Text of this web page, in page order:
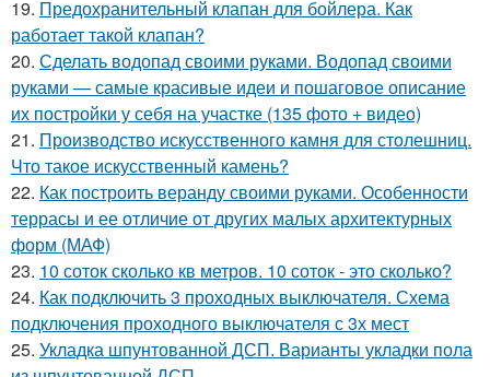
19. Предохранительный клапан для бойлера. Как
работает такой клапан?
20. Сделать водопад своими руками. Водопад своими
руками — самые красивые идеи и пошаговое описание
их постройки у себя на участке (135 фото + видео)
21. Производство искусственного камня для столешниц.
Что такое искусственный камень?
22. Как построить веранду своими руками. Особенности
террасы и ее отличие от других малых архитектурных
форм (МАФ)
23. 10 соток сколько кв метров. 10 соток - это сколько?
24. Как подключить 3 проходных выключателя. Схема
подключения проходного выключателя с 3х мест
25. Укладка шпунтованной ДСП. Варианты укладки пола